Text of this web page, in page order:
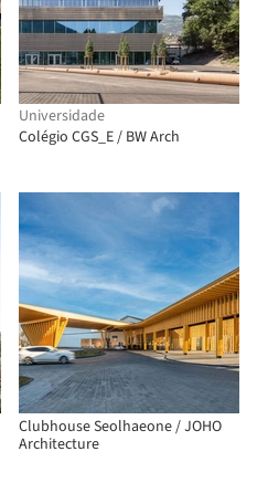
Universidade
Colégio CGS_E / BW Arch
Clubhouse Seolhaeone / JOHO
Architecture